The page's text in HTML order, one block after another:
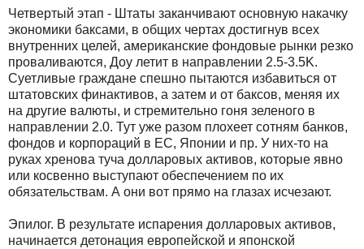
Четвертый этап - Штаты заканчивают основную накачку
экономики баксами, в общих чертах достигнув всех
внутренних целей, американские фондовые рынки резко
проваливаются, Доу летит в направлении 2.5-3.5K.
Суетливые граждане спешно пытаются избавиться от
штатовских финактивов, а затем и от баксов, меняя их
на другие валюты, и стремительно гоня зеленого в
направлении 2.0. Тут уже разом плохеет сотням банков,
фондов и корпораций в ЕС, Японии и пр. У них-то на
руках хренова туча долларовых активов, которые явно
или косвенно выступают обеспечением по их
обязательствам. А они вот прямо на глазах исчезают.
Эпилог. В результате испарения долларовых активов,
начинается детонация европейской и японской